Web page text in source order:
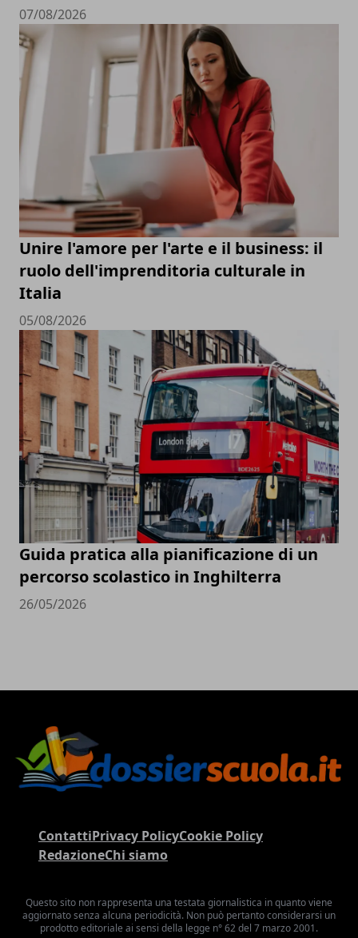
07/08/2026
Unire l'amore per l'arte e il business: il
ruolo dell'imprenditoria culturale in
Italia
05/08/2026
Guida pratica alla pianificazione di un
percorso scolastico in Inghilterra
26/05/2026
ContattiPrivacy PolicyCookie Policy
RedazioneChi siamo
Questo sito non rappresenta una testata giornalistica in quanto viene
aggiornato senza alcuna periodicità. Non può pertanto considerarsi un
prodotto editoriale ai sensi della legge n° 62 del 7 marzo 2001.